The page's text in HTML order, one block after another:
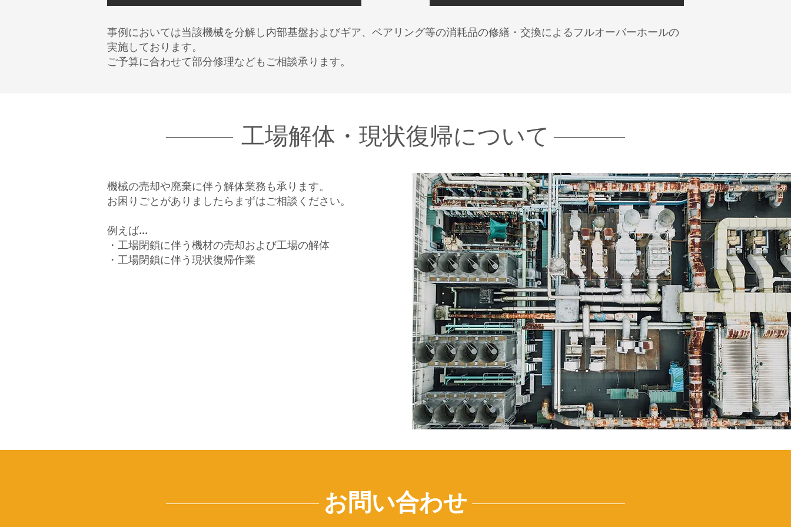
事例においては当該機械を分解し内部基盤およびギア、ベアリング等の消耗品の修繕・交換によるフルオーバーホールの
実施しております。
ご予算に合わせて部分修理などもご相談承ります。
​工場解体・現状復帰について
機械の売却や廃棄に伴う解体業務も承ります。
お困りごとがありましたらまずはご相談ください。
例えば...
・工場閉鎖に伴う機材の売却および工場の解体
・工場閉鎖に伴う現状復帰作業
​お問い合わせ